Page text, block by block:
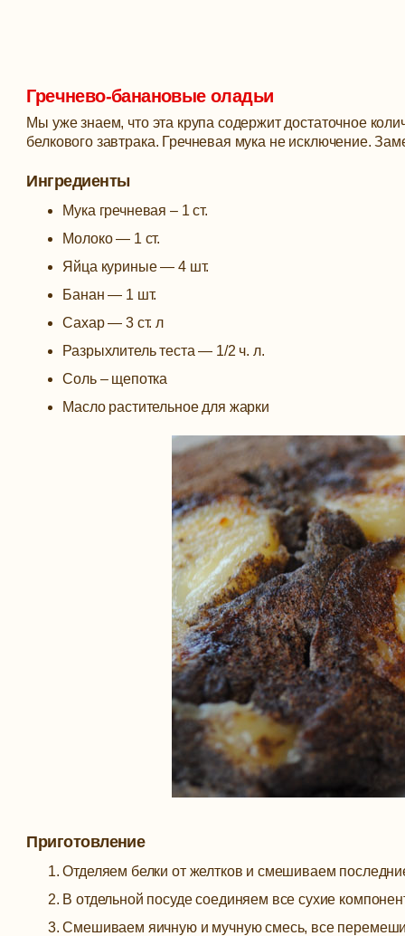
Гречнево-банановые оладьи
Мы уже знаем, что эта крупа содержит достаточное
белкового завтрака. Гречневая мука не исключение.
Ингредиенты
Мука гречневая – 1 ст.
Молоко — 1 ст.
Яйца куриные — 4 шт.
Банан — 1 шт.
Сахар — 3 ст. л
Разрыхлитель теста — 1/2 ч. л.
Соль – щепотка
Масло растительное для жарки
Приготовление
Отделяем белки от желтков и смешиваем
В отдельной посуде соединяем все сухие
Смешиваем яичную и мучную смесь, все